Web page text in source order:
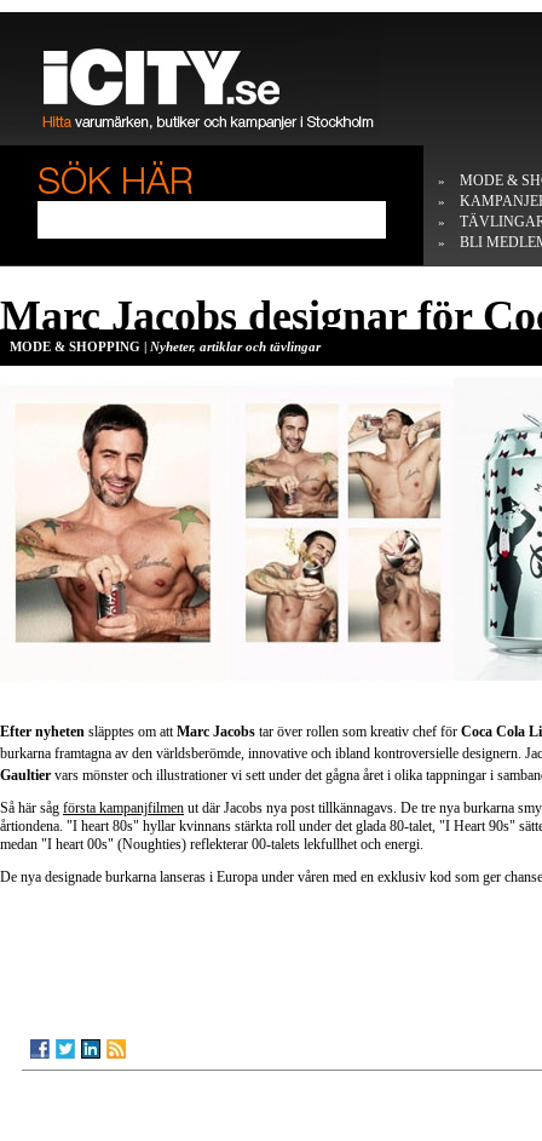
» MODE &
»
»
» BLI
Marc Jacobs designar för
MODE & SHOPPING | Nyheter, artiklar och tävlingar
Efter nyheten släpptes om attMarc Jacobs tar över rollen som kreativ chef för Coca Cola
burkarna framtagna av den världsberömde, innovative och ibland kontroversielle designern.
Gaultier vars mönster och illustrationer vi sett under det gågna året i olika tappningar i
Så här såg första kampanjfilmen ut där Jacobs nya post tillkännagavs. De tre nya burkarna
årtiondena. "I heart 80s" hyllar kvinnans stärkta roll under det glada 80-talet, "I Heart 90s"
medan "I heart 00s" (Noughties) reflekterar 00-talets lekfullhet och energi.
De nya designade burkarna lanseras i Europa under våren med en exklusiv kod som ger